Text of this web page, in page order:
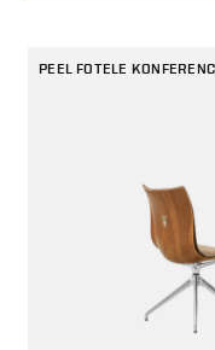
Fotele lounge i krzesła
przestrzeni wspólnych biur,
i stolikami to propozycja
pożądanej we
Nazwa PEEL podkreśla
o możliwościach
za odpad. Bukowa sklejka
PEEL FOTELE